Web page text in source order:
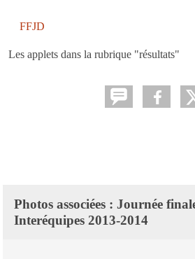
FFJD
Les applets dans la rubrique "résultats"
Photos associées : Journée
Interéquipes 2013-2014